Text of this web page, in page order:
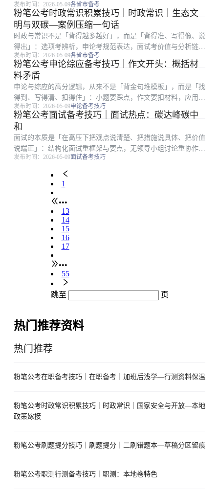
条。很多考生收藏大量文件却用不上，根因是缺少「转写」训
练：把长文件变关键词、把关键词变论证句、把论证句变答题结
构。把进面目标拆成每...
发布时间：2026-05-09各省市备考
粉笔公考时政常识积累技巧｜时政常识｜生态文
明与双碳—案例压缩一句话
时政与常识不是「背得越多越好」，而是「背得准、写得像、说
得出」：选项考辨析，申论考规范表达，面试考价值与分析链
条。很多考生收藏大量文件却用不上，根因是缺少「转写」训
练：把长文件变关键词、把关键词变论证句、把论证句变答题结
构。把进面目标拆成每...
发布时间：2026-05-09各省市备考
粉笔公考申论综应备考技巧｜作文开头：概括材
料矛盾
申论与综应的高分逻辑，从来不是「背金句堆模板」，而是「找
得到、写得清、扣得住」：小题要踩点，作文要扣材料，应用文
要顾格式与对象。很多在职考生时间有限，更容易陷入「练了很
多篇却提分慢」：常见根因是要么通读材料浪费时间，要么要点
合并过度、要么书...
发布时间：2026-05-09申论备考技巧
粉笔公考面试备考技巧｜面试热点：碳达峰碳中
和
面试的本质是「在高压下把观点说清楚、把措施说具体、把价值
说端正」：结构化面试重框架与要点，无领导小组讨论重协作与
推进，结构化小组则在答题之外增加互评环节。很多考生笔试排
名靠前却在面试被逆袭，往往不是表达能力差，而是审题偏、框
架散、案例空。能...
发布时间：2026-05-09面试备考技巧
1
•••
13
14
15
16
17
•••
55
跳至 页
热门推荐资料
热门推荐
粉笔公考在职备考技巧｜在职备考｜加班后浅学—行测资料保温
粉笔公考时政常识积累技巧｜时政常识｜国家安全与开放—本地
政策嫁接
粉笔公考刷题提分技巧｜刷题提分｜二刷错题本—草稿分区留痕
粉笔公考职测行测备考技巧｜职测：本地卷特色